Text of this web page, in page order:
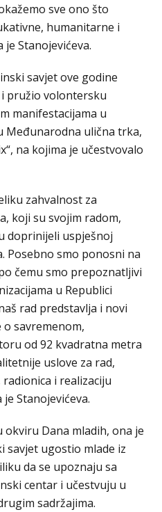
sve ono što
humanitarne i
Stanojevićeva.
savjet ove godine
pružio volontersku
manifestacijama u
Međunarodna ulična trka,
na kojima je učestvovalo
zahvalnost za
koji su svojim radom,
doprinijeli uspješnoj
Posebno smo ponosni na
čemu smo prepoznatljivi
u Republici
rad predstavlja i novi
o savremenom,
od 92 kvadratna metra
uslove za rad,
i realizaciju
Stanojevićeva.
Dana mladih, ona je
savjet ugostio mlade iz
da se upoznaju sa
centar i učestvuju u
sadržajima.